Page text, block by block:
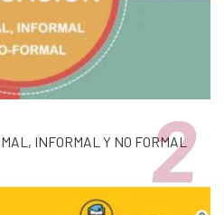
INFORMAL Y NO FORMAL